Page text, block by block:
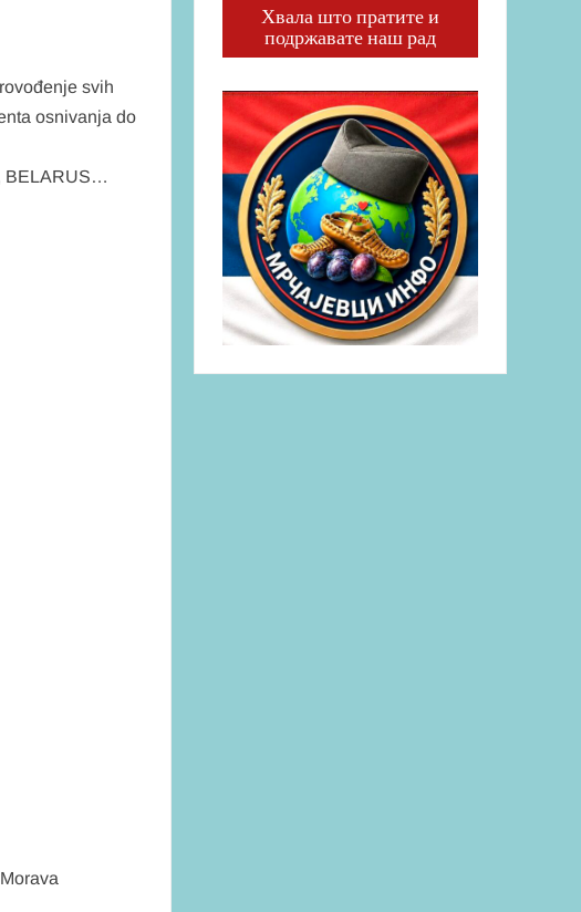
svih
osnivanja do
BELARUS…
Хвала што пратите и
подржавате наш рад